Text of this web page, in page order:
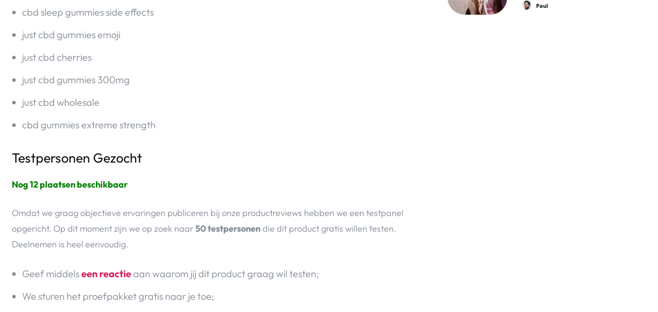
cbd sleep gummies side effects
just cbd gummies emoji
just cbd cherries
just cbd gummies 300mg
just cbd wholesale
cbd gummies extreme strength
Testpersonen Gezocht
Nog 12 plaatsen beschikbaar
Omdat we graag objectieve ervaringen publiceren bij onze productreviews hebben we een testpanel
opgericht. Op dit moment zijn we op zoek naar50 testpersonendie dit product gratis willen testen.
Deelnemen is heel eenvoudig.
Geef middelseen reactie aan waarom jij dit product graag wil testen;
We sturen het proefpakket gratis naar je toe;
Paul